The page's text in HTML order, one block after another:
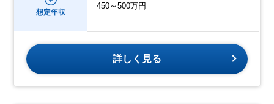
想定年収
450～500万円
詳しく見る